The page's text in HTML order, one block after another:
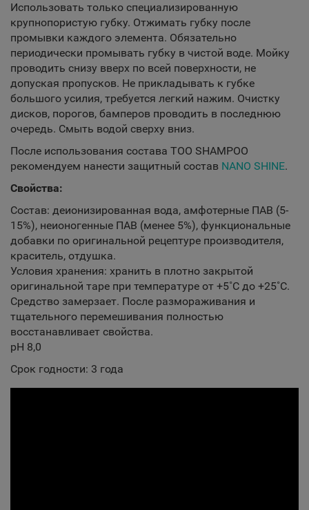
Использовать только специализированную
крупнопористую губку. Отжимать губку после
промывки каждого элемента. Обязательно
периодически промывать губку в чистой воде. Мойку
проводить снизу вверх по всей поверхности, не
допуская пропусков. Не прикладывать к губке
большого усилия, требуется легкий нажим. Очистку
дисков, порогов, бамперов проводить в последнюю
очередь. Смыть водой сверху вниз.
После использования состава TOO SHAMPOO
рекомендуем нанести защитный состав NANO SHINE.
Свойства:
Состав: деионизированная вода, амфотерные ПАВ (5-
15%), неионогенные ПАВ (менее 5%), функциональные
добавки по оригинальной рецептуре производителя,
краситель, отдушка.
Условия хранения: хранить в плотно закрытой
оригинальной таре при температуре от +5˚С до +25˚С.
Средство замерзает. После размораживания и
тщательного перемешивания полностью
восстанавливает свойства.
рН 8,0
Срок годности: 3 года